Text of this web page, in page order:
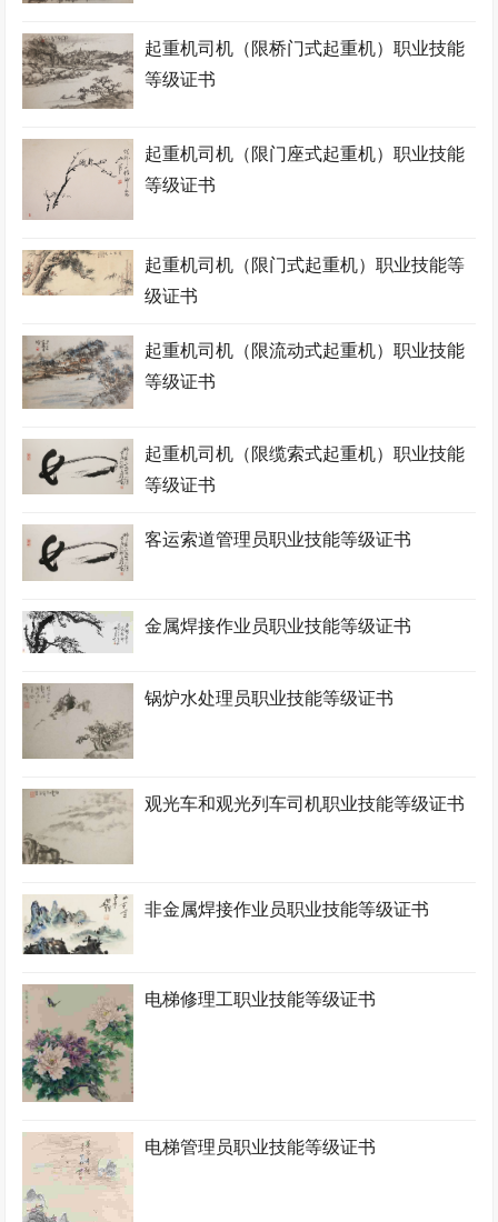
起重机司机（限桥门式起重机）职业技能
等级证书
起重机司机（限门座式起重机）职业技能
等级证书
起重机司机（限门式起重机）职业技能等
级证书
起重机司机（限流动式起重机）职业技能
等级证书
起重机司机（限缆索式起重机）职业技能
等级证书
客运索道管理员职业技能等级证书
金属焊接作业员职业技能等级证书
锅炉水处理员职业技能等级证书
观光车和观光列车司机职业技能等级证书
非金属焊接作业员职业技能等级证书
电梯修理工职业技能等级证书
电梯管理员职业技能等级证书